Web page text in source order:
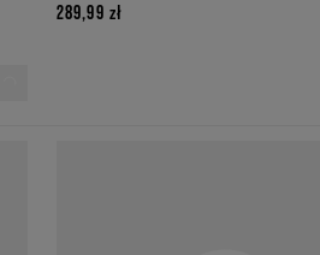
289,99 zł